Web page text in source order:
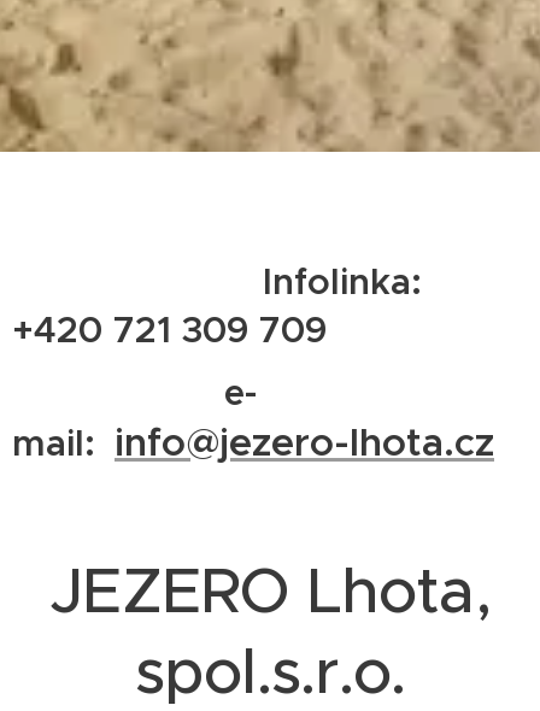
Infolinka:
+420 721 309 709
e-
mail: info@jezero-lhota.cz
JEZERO Lhota,
spol.s.r.o.